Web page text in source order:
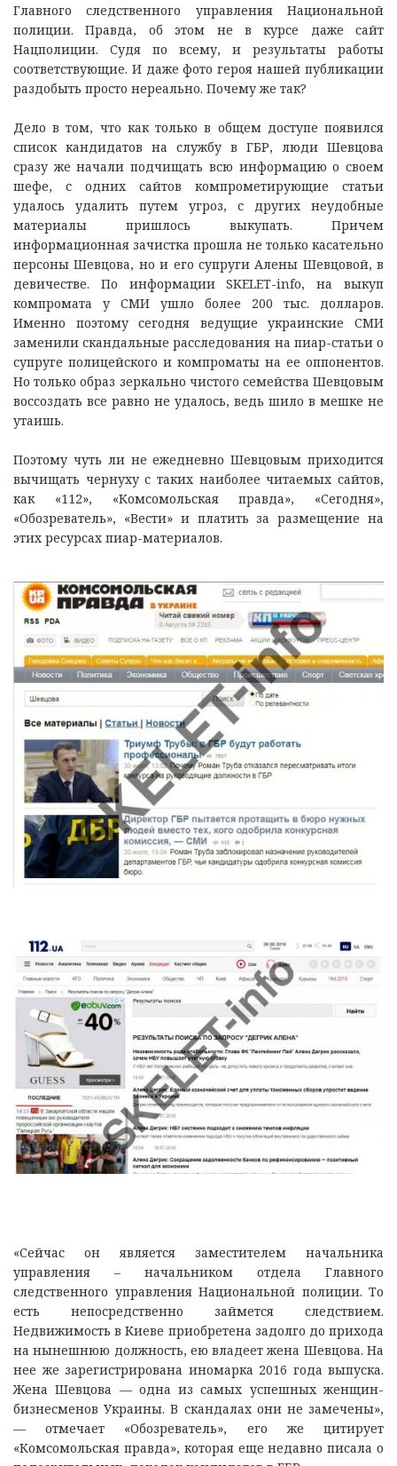
Главного следственного управления Национальной
полиции. Правда, об этом не в курсе даже сайт
Нацполиции. Судя по всему, и результаты работы
соответствующие. И даже фото героя нашей публикации
раздобыть просто нереально. Почему же так?
Дело в том, что как только в общем доступе появился
список кандидатов на службу в ГБР, люди Шевцова
сразу же начали подчищать всю информацию о своем
шефе, с одних сайтов компрометирующие статьи
удалось удалить путем угроз, с других неудобные
материалы пришлось выкупать. Причем
информационная зачистка прошла не только касательно
персоны Шевцова, но и его супруги Алены Шевцовой, в
девичестве. По информации SKELET-info, на выкуп
компромата у СМИ ушло более 200 тыс. долларов.
Именно поэтому сегодня ведущие украинские СМИ
заменили скандальные расследования на пиар-статьи о
супруге полицейского и компроматы на ее оппонентов.
Но только образ зеркально чистого семейства Шевцовым
воссоздать все равно не удалось, ведь шило в мешке не
утаишь.
Поэтому чуть ли не ежедневно Шевцовым приходится
вычищать чернуху с таких наиболее читаемых сайтов,
как «112», «Комсомольская правда», «Сегодня»,
«Обозреватель», «Вести» и платить за размещение на
этих ресурсах пиар-материалов.
«Сейчас он является заместителем начальника
управления – начальником отдела Главного
следственного управления Национальной полиции. То
есть непосредственно займется следствием.
Недвижимость в Киеве приобретена задолго до прихода
на нынешнюю должность, ею владеет жена Шевцова. На
нее же зарегистрирована иномарка 2016 года выпуска.
Жена Шевцова — одна из самых успешных женщин-
бизнесменов Украины. В скандалах они не замечены»,
— отмечает «Обозреватель», его же цитирует
«Комсомольская правда», которая еще недавно писала о